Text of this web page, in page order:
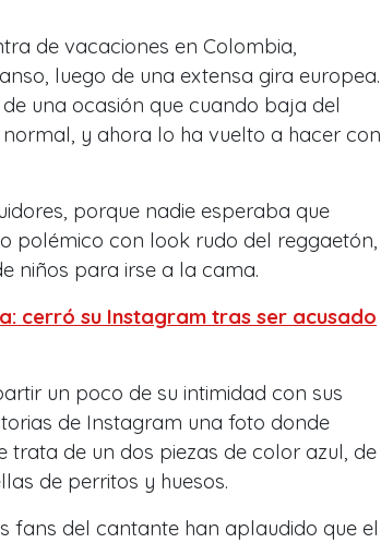
de vacaciones en Colombia,
luego de una extensa gira europea.
una ocasión que cuando baja del
y ahora lo ha vuelto a hacer con
porque nadie esperaba que
polémico con look rudo del reggaetón,
niños para irse a la cama.
cerró su Instagram tras ser acusado
un poco de su intimidad con sus
de Instagram una foto donde
trata de un dos piezas de color azul, de
de perritos y huesos.
fans del cantante han aplaudido que el